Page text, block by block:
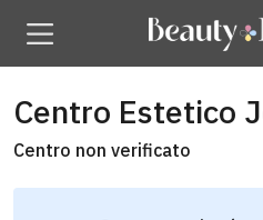
Centro Estetico
Centro non verificato